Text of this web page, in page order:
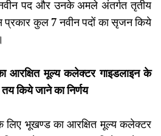
पद और उनके अमले अंतर्गत तृतीय
प्रकार कुल 7 नवीन पदों का सृजन किये
आरक्षित मूल्य कलेक्टर गाइडलाइन के
किये जाने का निर्णय
के लिए भूखण्ड का आरक्षित मूल्य कलेक्टर